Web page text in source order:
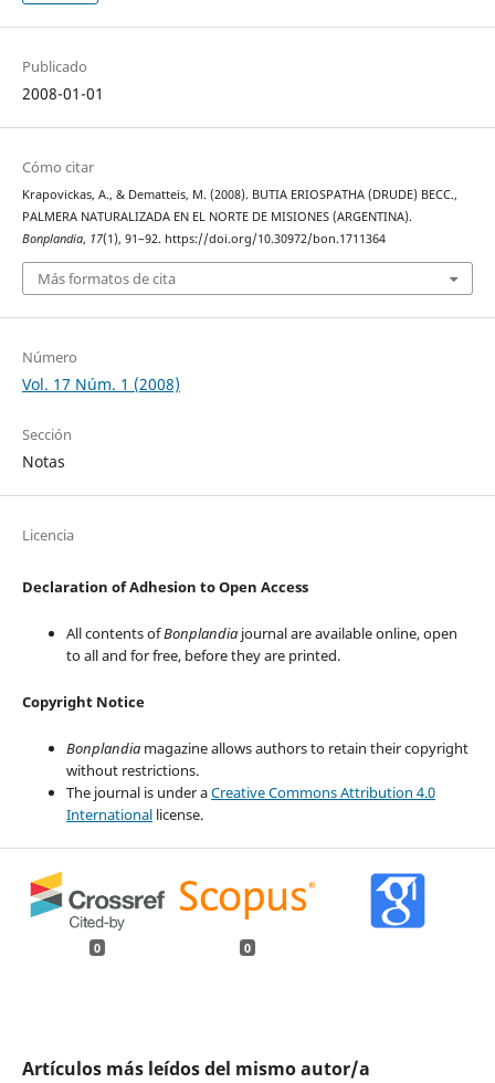
Publicado
2008-01-01
Cómo citar
Krapovickas, A., & Dematteis, M. (2008). BUTIA ERIOSPATHA (DRUDE) BECC.,
PALMERA NATURALIZADA EN EL NORTE DE MISIONES (ARGENTINA).
Bonplandia, 17(1), 91–92. https://doi.org/10.30972/bon.1711364
Más formatos de cita
Número
Vol. 17 Núm. 1 (2008)
Sección
Notas
Licencia
Declaration of Adhesion to Open Access
All contents ofBonplandiajournal are available online, open
to all and for free, before they are printed.
Copyright Notice
Bonplandiamagazine allows authors to retain their copyright
without restrictions.
The journal is under aCreative Commons Attribution 4.0
Internationallicense.
0 0
Artículos más leídos del mismo autor/a